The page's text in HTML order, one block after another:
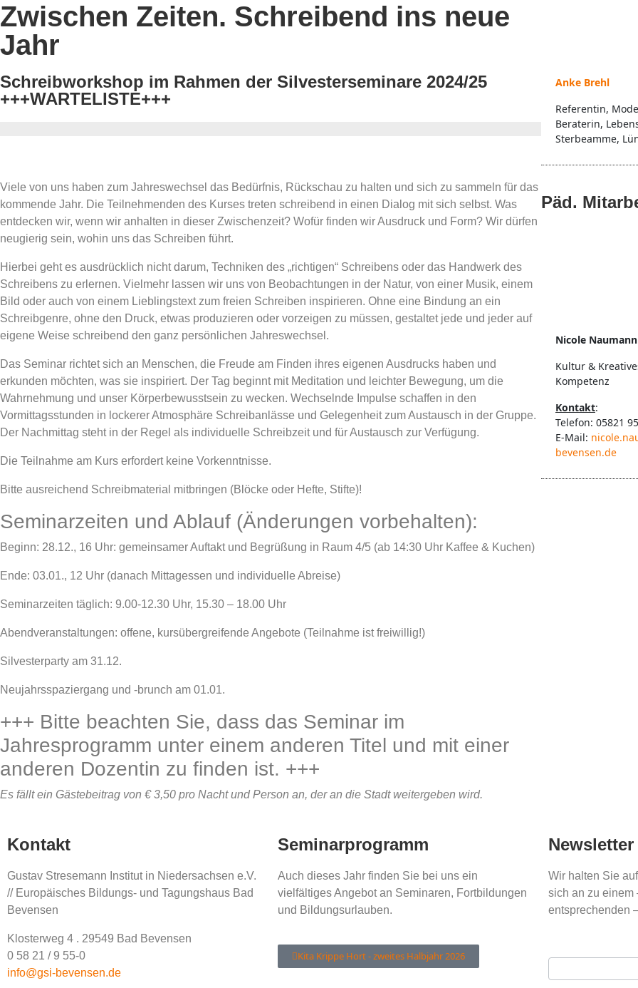
Zwischen Zeiten. Schreibend ins neue
Jahr
Schreibworkshop im Rahmen der Silvesterseminare 2024/25
+++WARTELISTE+++
Viele von uns haben zum Jahreswechsel das Bedürfnis, Rückschau zu halten und sich zu sammeln für das
kommende Jahr. Die Teilnehmenden des Kurses treten schreibend in einen Dialog mit sich selbst. Was
entdecken wir, wenn wir anhalten in dieser Zwischenzeit? Wofür finden wir Ausdruck und Form? Wir dürfen
neugierig sein, wohin uns das Schreiben führt.
Hierbei geht es ausdrücklich nicht darum, Techniken des „richtigen“ Schreibens oder das Handwerk des
Schreibens zu erlernen. Vielmehr lassen wir uns von Beobachtungen in der Natur, von einer Musik, einem
Bild oder auch von einem Lieblingstext zum freien Schreiben inspirieren. Ohne eine Bindung an ein
Schreibgenre, ohne den Druck, etwas produzieren oder vorzeigen zu müssen, gestaltet jede und jeder auf
eigene Weise schreibend den ganz persönlichen Jahreswechsel.
Das Seminar richtet sich an Menschen, die Freude am Finden ihres eigenen Ausdrucks haben und
erkunden möchten, was sie inspiriert. Der Tag beginnt mit Meditation und leichter Bewegung, um die
Wahrnehmung und unser Körperbewusstsein zu wecken. Wechselnde Impulse schaffen in den
Vormittagsstunden in lockerer Atmosphäre Schreibanlässe und Gelegenheit zum Austausch in der Gruppe.
Der Nachmittag steht in der Regel als individuelle Schreibzeit und für Austausch zur Verfügung.
Die Teilnahme am Kurs erfordert keine Vorkenntnisse.
Bitte ausreichend Schreibmaterial mitbringen (Blöcke oder Hefte, Stifte)!
Seminarzeiten und Ablauf (Änderungen vorbehalten):
Beginn: 28.12., 16 Uhr: gemeinsamer Auftakt und Begrüßung in Raum 4/5 (ab 14:30 Uhr Kaffee & Kuchen)
Ende: 03.01., 12 Uhr (danach Mittagessen und individuelle Abreise)
Seminarzeiten täglich: 9.00-12.30 Uhr, 15.30 – 18.00 Uhr
Abendveranstaltungen: offene, kursübergreifende Angebote (Teilnahme ist freiwillig!)
Silvesterparty am 31.12.
Neujahrsspaziergang und -brunch am 01.01.
+++ Bitte beachten Sie, dass das Seminar im
Jahresprogramm unter einem anderen Titel und mit einer
anderen Dozentin zu finden ist. +++
Es fällt ein Gästebeitrag von € 3,50 pro Nacht und Person an, der an die Stadt weitergeben wird.
Anke Brehl
Referentin,
Beraterin,
Sterbeamme,
Päd.
Nicole Naumann
Kultur &
Kompetenz
Kontakt:
Telefon: 05821
E-Mail:
bevensen.de
Kontakt
Gustav Stresemann Institut in Niedersachsen e.V.
// Europäisches Bildungs- und Tagungshaus Bad
Bevensen
Klosterweg 4 . 29549 Bad Bevensen
0 58 21 / 9 55-0
info@gsi-bevensen.de
Seminarprogramm
Auch dieses Jahr finden Sie bei uns ein
vielfältiges Angebot an Seminaren, Fortbildungen
und Bildungsurlauben.
Kita Krippe Hort - zweites Halbjahr 2026
Newsletter
Wir halten Sie
sich an zu einem
entsprechenden
Newsletter
Anmeldung